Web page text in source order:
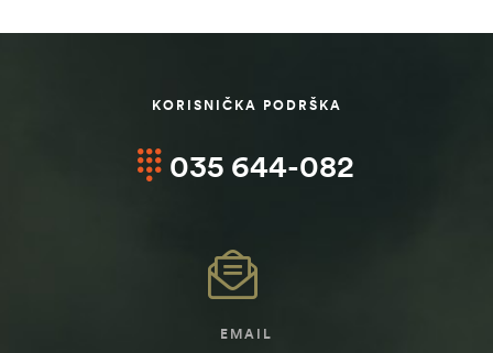
KORISNIČKA PODRŠKA
035 644-082
EMAIL